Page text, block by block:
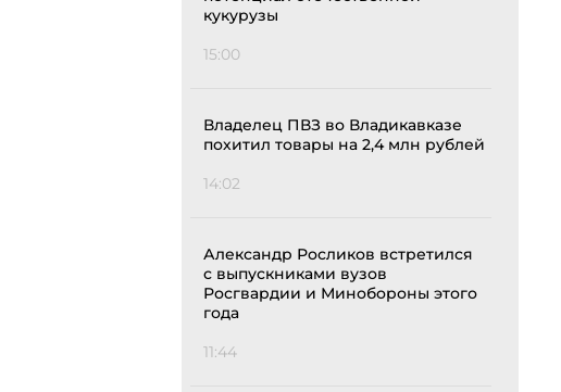
кукурузы
15:00
Владелец ПВЗ во Владикавказе
похитил товары на 2,4 млн рублей
14:02
Александр Росликов встретился
с выпускниками вузов
Росгвардии и Минобороны этого
года
11:44